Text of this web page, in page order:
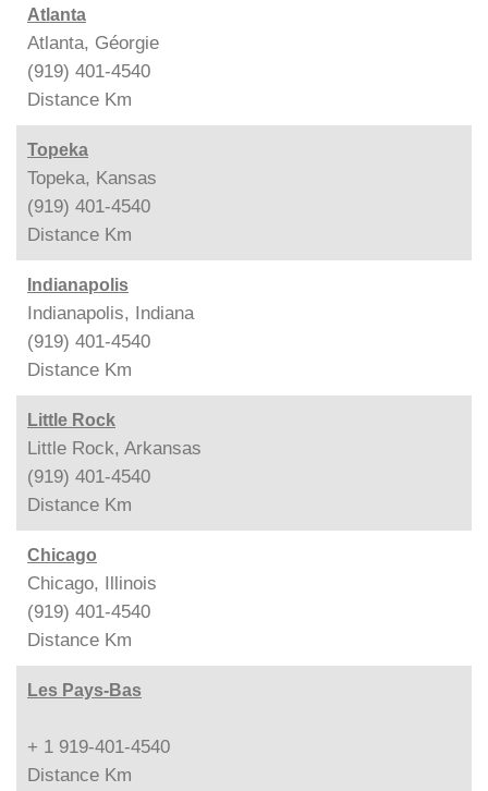
Atlanta
Atlanta, Géorgie
(919) 401-4540
Distance Km
Topeka
Topeka, Kansas
(919) 401-4540
Distance Km
Indianapolis
Indianapolis, Indiana
(919) 401-4540
Distance Km
Little Rock
Little Rock, Arkansas
(919) 401-4540
Distance Km
Chicago
Chicago, Illinois
(919) 401-4540
Distance Km
Les Pays-Bas
+ 1 919-401-4540
Distance Km